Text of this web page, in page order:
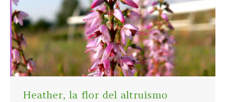
Heather, la flor del altruismo